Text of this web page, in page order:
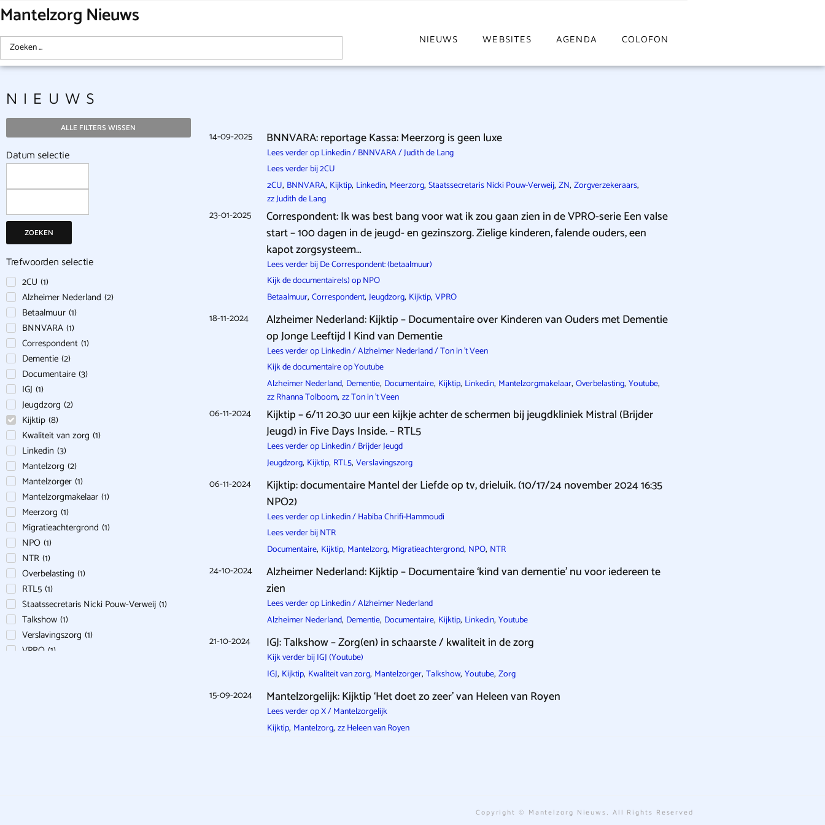
Mantelzorg Nieuws
NIEUWS WEBSITES AGENDA COLOFON
NIEUWS
ALLE FILTERS WISSEN
Datum selectie
ZOEKEN
Trefwoorden selectie
2CU (1)
Alzheimer Nederland (2)
Betaalmuur (1)
BNNVARA (1)
Correspondent (1)
Dementie (2)
Documentaire (3)
IGJ (1)
Jeugdzorg (2)
Kijktip (8)
Kwaliteit van zorg (1)
Linkedin (3)
Mantelzorg (2)
Mantelzorger (1)
Mantelzorgmakelaar (1)
Meerzorg (1)
Migratieachtergrond (1)
NPO (1)
NTR (1)
Overbelasting (1)
RTL5 (1)
Staatssecretaris Nicki Pouw-Verweij (1)
Talkshow (1)
Verslavingszorg (1)
VPRO (1)
14-09-2025 BNNVARA: reportage Kassa: Meerzorg is geen luxe
Lees verder op Linkedin / BNNVARA / Judith de Lang
Lees verder bij 2CU
2CU, BNNVARA, Kijktip, Linkedin, Meerzorg, Staatssecretaris Nicki Pouw-Verweij, ZN, Zorgverzekeraars,
zz Judith de Lang
23-01-2025
Correspondent: Ik was best bang voor wat ik zou gaan zien in de VPRO-serie Een valse
start – 100 dagen in de jeugd- en gezinszorg. Zielige kinderen, falende ouders, een
kapot zorgsysteem…
Lees verder bij De Correspondent: (betaalmuur)
Kijk de documentaire(s) op NPO
Betaalmuur, Correspondent, Jeugdzorg, Kijktip, VPRO
18-11-2024
Alzheimer Nederland: Kijktip – Documentaire over Kinderen van Ouders met Dementie
op Jonge Leeftijd | Kind van Dementie
Lees verder op Linkedin / Alzheimer Nederland / Ton in 't Veen
Kijk de documentaire op Youtube
Alzheimer Nederland, Dementie, Documentaire, Kijktip, Linkedin, Mantelzorgmakelaar, Overbelasting, Youtube,
zz Rhanna Tolboom, zz Ton in 't Veen
06-11-2024
Kijktip – 6/11 20.30 uur een kijkje achter de schermen bij jeugdkliniek Mistral (Brijder
Jeugd) in Five Days Inside. – RTL5
Lees verder op Linkedin / Brijder Jeugd
Jeugdzorg, Kijktip, RTL5, Verslavingszorg
06-11-2024
Kijktip: documentaire Mantel der Liefde op tv, drieluik. (10/17/24 november 2024 16:35
NPO2)
Lees verder op Linkedin / Habiba Chrifi-Hammoudi
Lees verder bij NTR
Documentaire, Kijktip, Mantelzorg, Migratieachtergrond, NPO, NTR
24-10-2024
Alzheimer Nederland: Kijktip – Documentaire ‘kind van dementie’ nu voor iedereen te
zien
Lees verder op Linkedin / Alzheimer Nederland
Alzheimer Nederland, Dementie, Documentaire, Kijktip, Linkedin, Youtube
21-10-2024 IGJ: Talkshow – Zorg(en) in schaarste / kwaliteit in de zorg
Kijk verder bij IGJ (Youtube)
IGJ, Kijktip, Kwaliteit van zorg, Mantelzorger, Talkshow, Youtube, Zorg
15-09-2024 Mantelzorgelijk: Kijktip ‘Het doet zo zeer’ van Heleen van Royen
Lees verder op X / Mantelzorgelijk
Kijktip, Mantelzorg, zz Heleen van Royen
Copyright © Mantelzorg Nieuws. All Rights Reserved